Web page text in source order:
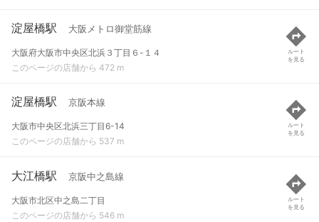
淀屋橋駅 大阪メトロ御堂筋線
大阪府大阪市中央区北浜３丁目６-１４
このページの店舗から 472 m
ルート
を見る
淀屋橋駅 京阪本線
大阪市中央区北浜三丁目6-14
このページの店舗から 537 m
ルート
を見る
大江橋駅 京阪中之島線
大阪市北区中之島二丁目
このページの店舗から 546 m
ルート
を見る